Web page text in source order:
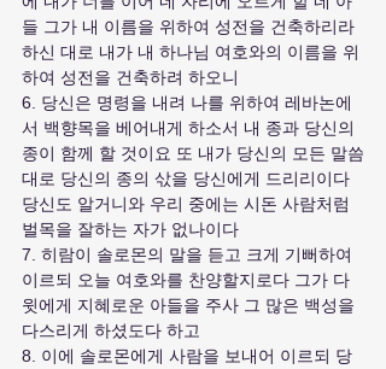
들 그가 내 이름을 위하여 성전을 건축하리라
하신 대로 내가 내 하나님 여호와의 이름을 위
하여 성전을 건축하려 하오니
6. 당신은 명령을 내려 나를 위하여 레바논에
서 백향목을 베어내게 하소서 내 종과 당신의
종이 함께 할 것이요 또 내가 당신의 모든 말씀
대로 당신의 종의 삯을 당신에게 드리리이다
당신도 알거니와 우리 중에는 시돈 사람처럼
벌목을 잘하는 자가 없나이다
7. 히람이 솔로몬의 말을 듣고 크게 기뻐하여
이르되 오늘 여호와를 찬양할지로다 그가 다
윗에게 지혜로운 아들을 주사 그 많은 백성을
다스리게 하셨도다 하고
8. 이에 솔로몬에게 사람을 보내어 이르되 당